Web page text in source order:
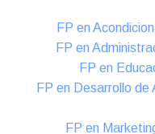
FP en
FP en
FP en
FP en Desarrollo
FP en